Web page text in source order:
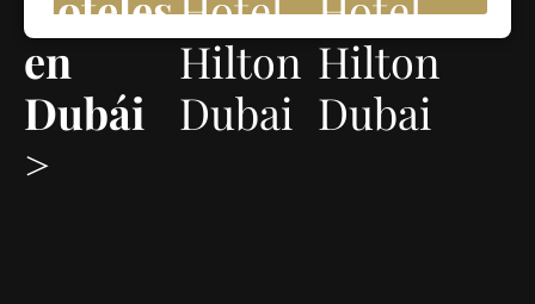
en
Dubái
>
Hilton
Dubai
Hilton
Dubai